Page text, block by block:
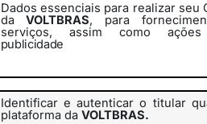
Dados essenciais para realizar seu
daVOLTBRAS, para
serviços,
assim como ações
publicidade
Identificar e autenticar o titular
plataforma da VOLTBRAS.